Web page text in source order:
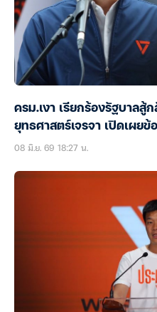
ครม.เงา เรียกร้องรัฐบาลสู้
ยุทธศาสตร์เจรจา เปิดเผย
08 มิ.ย. 69 18:27 น.